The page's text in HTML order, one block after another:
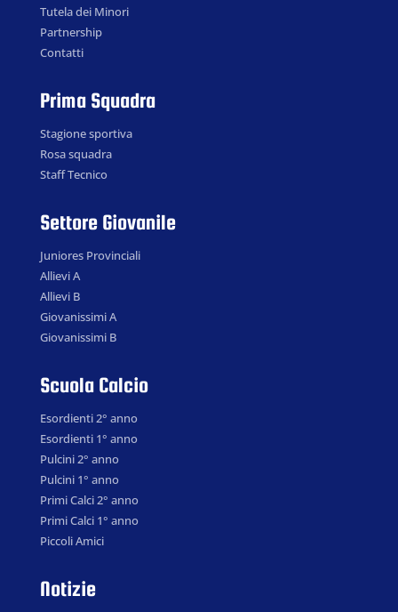
Tutela dei Minori
Partnership
Contatti
Prima Squadra
Stagione sportiva
Rosa squadra
Staff Tecnico
Settore Giovanile
Juniores Provinciali
Allievi A
Allievi B
Giovanissimi A
Giovanissimi B
Scuola Calcio
Esordienti 2° anno
Esordienti 1° anno
Pulcini 2° anno
Pulcini 1° anno
Primi Calci 2° anno
Primi Calci 1° anno
Piccoli Amici
Notizie